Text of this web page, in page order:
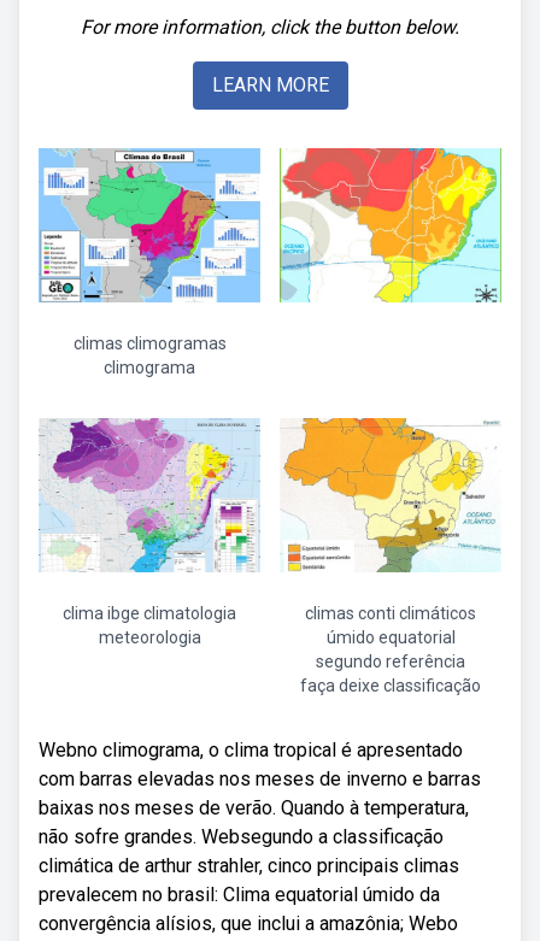
For more information, click the button below.
LEARN MORE
climas climogramas
climograma
clima ibge climatologia
meteorologia
climas conti climáticos
úmido equatorial
segundo referência
faça deixe classificação
Webno climograma, o clima tropical é apresentado
com barras elevadas nos meses de inverno e barras
baixas nos meses de verão. Quando à temperatura,
não sofre grandes. Websegundo a classificação
climática de arthur strahler, cinco principais climas
prevalecem no brasil: Clima equatorial úmido da
convergência alísios, que inclui a amazônia; Webo